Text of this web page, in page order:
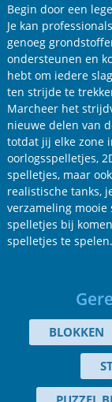
Begin door een
Je kan
genoeg
ondersteunen en
hebt om iedere
ten strijde te
Marcheer het
nieuwe delen van
totdat jij elke zone
oorlogsspelletjes,
spelletjes, maar
realistische tanks,
verzameling mooie
spelletjes bij
spelletjes te spelen.
BLOKKEN